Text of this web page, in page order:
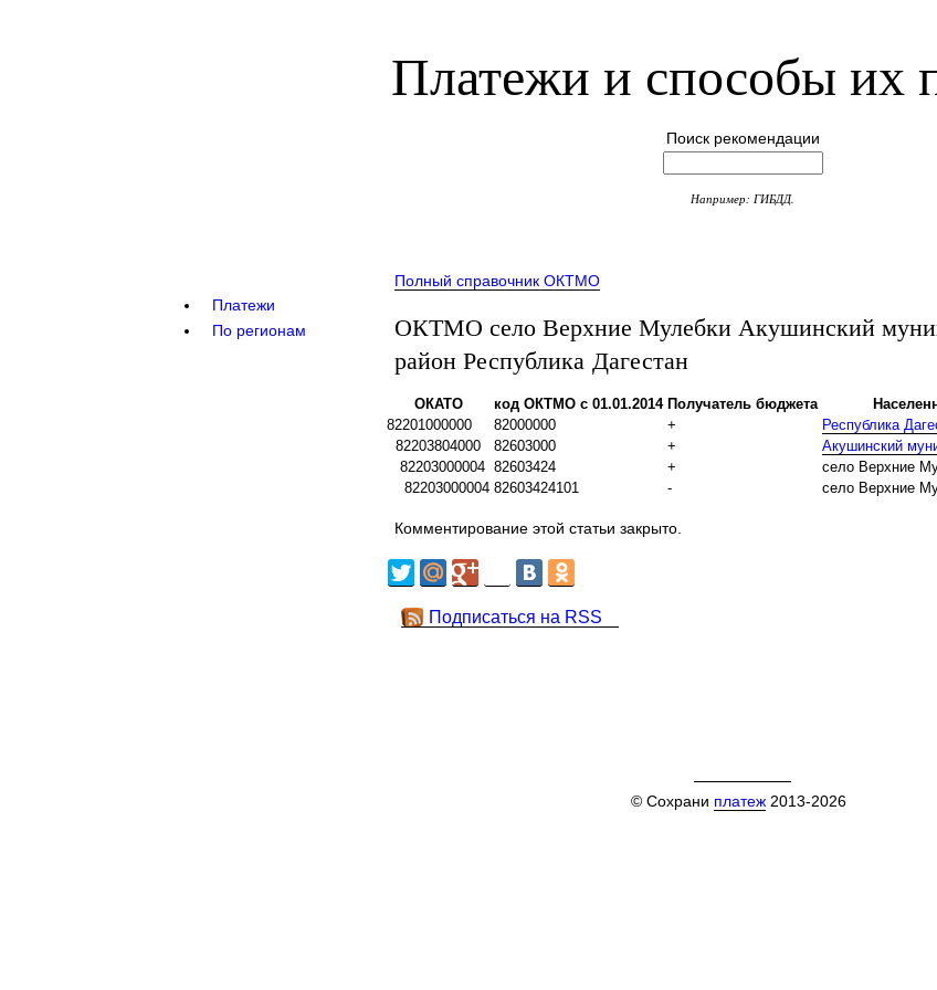
Платежи и способы их
Поиск рекомендации
Например: ГИБДД.
Платежи
По регионам
Полный справочник ОКТМО
ОКТМО село Верхние Мулебки Акушинский
район Республика Дагестан
ОКАТО код ОКТМО с 01.01.2014 Получатель бюджета
82201000000
82000000 +
Республика
82203804000
82603000 +
Акушинский
82203000004 82603424 +
село Верхние
82203000004 82603424101 - село Верхние
Комментирование этой статьи закрыто.
Подписаться на RSS
© Сохрани платеж2013-2026